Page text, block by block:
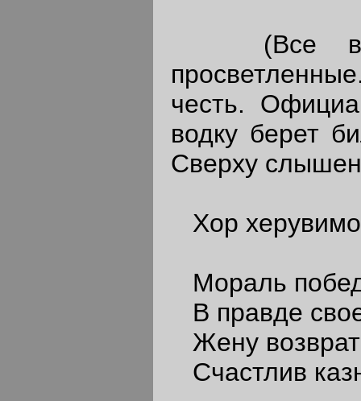
(Все
честь.
водку берет
Сверху
Хор
Мораль
В правде
Жену
Счастлив